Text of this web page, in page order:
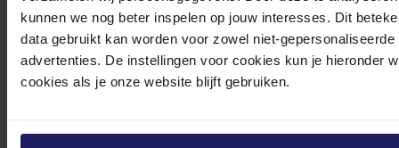
kunnen we nog beter inspelen op jouw interesses. Dit
data gebruikt kan worden voor zowel niet-
advertenties. De instellingen voor cookies kun je hieronder
cookies als je onze website blijft gebruiken.
Bekijk onze veelgestelde vragen